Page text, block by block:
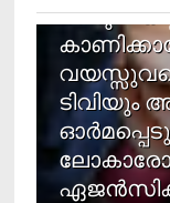
രണ്ടു
ടിവിയും